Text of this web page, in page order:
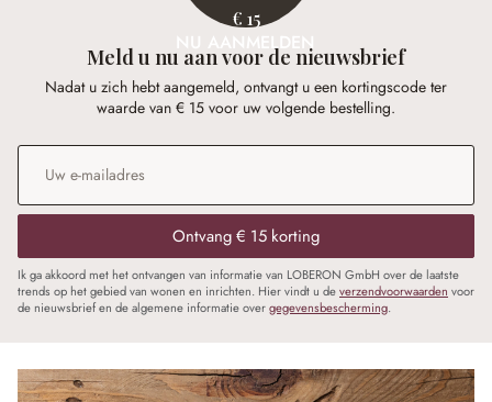
€ 15
NU AANMELDEN
Meld u nu aan voor de nieuwsbrief
Nadat u zich hebt aangemeld, ontvangt u een kortingscode ter
waarde van € 15 voor uw volgende bestelling.
E-mailadres
Ontvang € 15 korting
Ik ga akkoord met het ontvangen van informatie van LOBERON GmbH over de laatste
trends op het gebied van wonen en inrichten. Hier vindt u deverzendvoorwaarden voor
de nieuwsbrief en de algemene informatie overgegevensbescherming.